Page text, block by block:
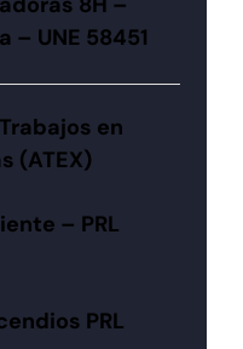
UNE 58451
en
(ATEX)
– PRL
PRL